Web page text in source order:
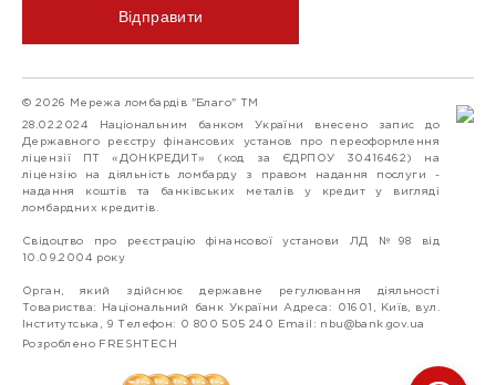
Відправити
© 2026 Мережа ломбардів "Благо" ТМ
28.02.2024 Національним банком України внесено запис до
Державного реєстру фінансових установ про переоформлення
ліцензії ПТ «ДОНКРЕДИТ» (код за ЄДРПОУ 30416462) на
ліцензію на діяльність ломбарду з правом надання послуги -
надання коштів та банківських металів у кредит у вигляді
ломбардних кредитів.
Свідоцтво про реєстрацію фінансової установи ЛД №98 від
10.09.2004 року
Орган, який здійснює державне регулювання діяльності
Товариства: Національний банк України Адреса: 01601, Київ, вул.
Інститутська, 9 Телефон: 0 800 505 240 Email: nbu@bank.gov.ua
Розроблено FRESHTECH